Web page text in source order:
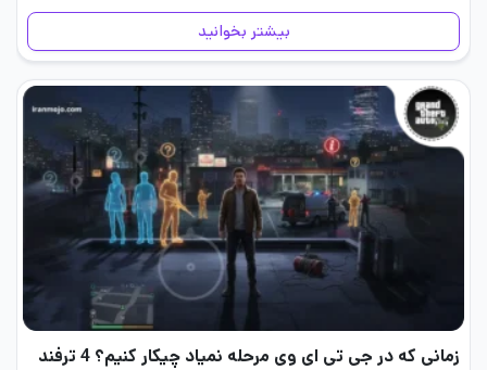
تجربه کنی در این…
بیشتر بخوانید
زمانی که در جی تی ای وی مرحله نمیاد چیکار کنیم؟ 4 ترفند